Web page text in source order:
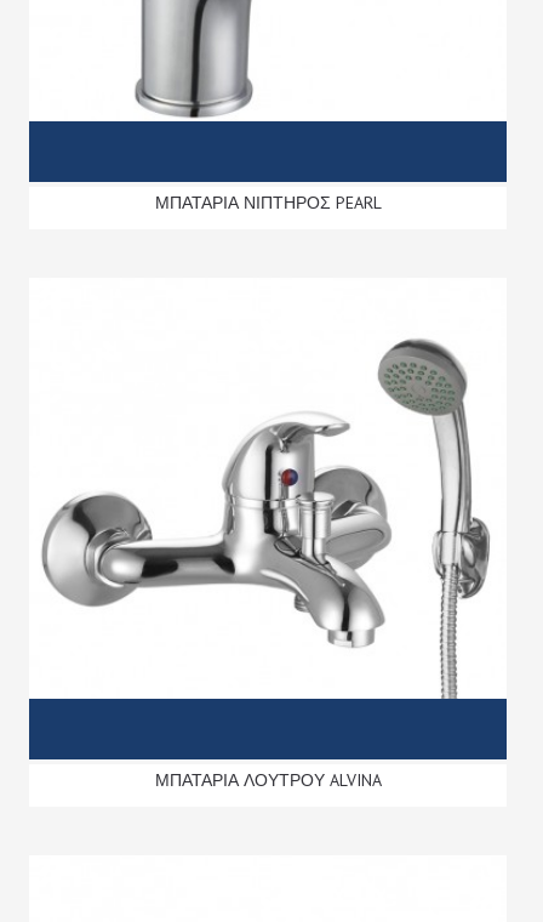
ΜΠΑΤΑΡΙΑ ΝΙΠΤΗΡΟΣ PEARL
ΜΠΑΤΑΡΙΑ ΛΟΥΤΡΟΥ ALVINA